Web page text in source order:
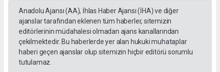
Anadolu Ajansı (AA), İhlas Haber Ajansı (İHA) ve diğer
ajanslar tarafından eklenen tüm haberler, sitemizin
editörlerinin müdahalesi olmadan ajans kanallarından
çekilmektedir. Bu haberlerde yer alan hukuki muhataplar
haberi geçen ajanslar olup sitemizin hiçbir editörü sorumlu
tutulamaz.